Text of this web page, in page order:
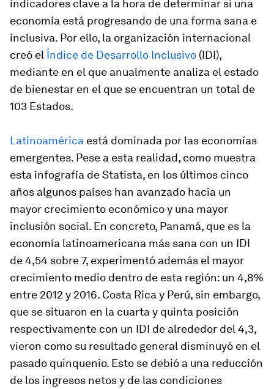
indicadores clave a la hora de determinar si una
economía está progresando de una forma sana e
inclusiva. Por ello, la organización internacional
creó el Índice de Desarrollo Inclusivo (IDI),
mediante en el que anualmente analiza el estado
de bienestar en el que se encuentran un total de
103 Estados.
Latinoamérica está dominada por las economías
emergentes. Pese a esta realidad, como muestra
esta infografía de Statista, en los últimos cinco
años algunos países han avanzado hacia un
mayor crecimiento económico y una mayor
inclusión social. En concreto, Panamá, que es la
economía latinoamericana más sana con un IDI
de 4,54 sobre 7, experimentó además el mayor
crecimiento medio dentro de esta región: un 4,8%
entre 2012 y 2016. Costa Rica y Perú, sin embargo,
que se situaron en la cuarta y quinta posición
respectivamente con un IDI de alrededor del 4,3,
vieron como su resultado general disminuyó en el
pasado quinquenio. Esto se debió a una reducción
de los ingresos netos y de las condiciones